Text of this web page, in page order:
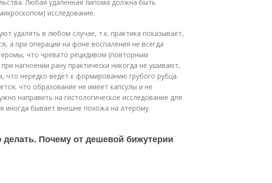
Любая удаленная липома должна быть
исследование.
удалять в любом случае, т.к. практика показывает,
а при операции на фоне воспаления не всегда
что чревато рецидивом (повторным
нагноении рану практически никогда не ушивают,
нередко ведет к формированию грубого рубца.
что образование не имеет капсулы и не
направить на гистологическое исследование для
иногда бывает внешне похожа на атерому.
Почему от дешевой бижутерии